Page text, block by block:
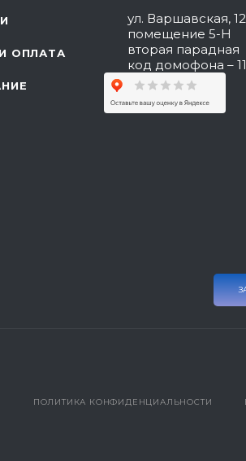
ОПЛАТА
ул. Варшавская,
помещение 5-Н
вторая парадная
код домофона – 11
ПОЛИТИКА КОНФИДЕНЦИАЛЬНОСТИ